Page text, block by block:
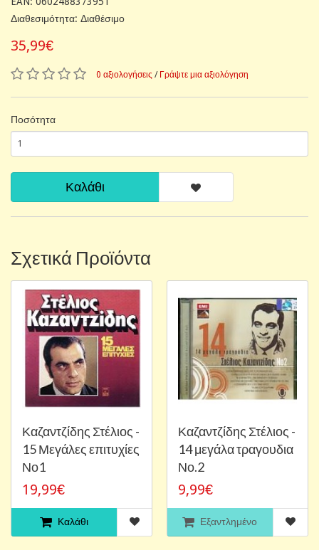
Διαθεσιμότητα: Διαθέσιμο
35,99€
0 αξιολογήσεις / Γράψτε μια αξιολόγηση
Ποσότητα
Καλάθι
Σχετικά Προϊόντα
Καζαντζίδης Στέλιος -
15 Μεγάλες επιτυχίες
Νο1
19,99€
Καλάθι
Καζαντζίδης Στέλιος -
14 μεγάλα τραγουδια
Νο.2
9,99€
Εξαντλημένο